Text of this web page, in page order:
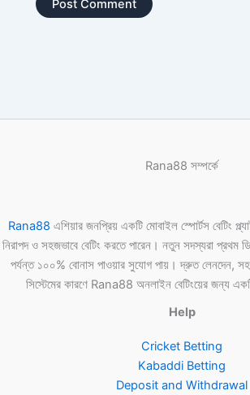
Rana88 সম্পর্কে
Rana88 এশিয়ার জনপ্রিয় একটি মোবাইল স্পোর্টস বেটিং
নিরাপদ ও সহজভাবে বেটিং করতে পারেন। নতুন সদস্যরা প্রথম
পর্যন্ত ১০০% বোনাস পাওয়ার সুযোগ পায়। দ্রুত লেনদেন,
সিস্টেমের কারণে Rana88 অনলাইন বেটিংয়ের জন্য
Help
Cricket Betting
Kabaddi Betting
Deposit and Withdrawal